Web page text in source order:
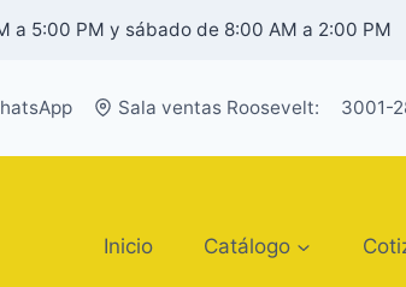
a 5:00 PM y sábado de 8:00 AM a 2:00 PM
Sala ventas Roosevelt: 3001-
Inicio Catálogo